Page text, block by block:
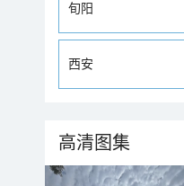
旬阳
西安
高清图集